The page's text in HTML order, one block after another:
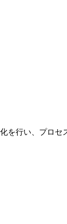
を行い、プロセ